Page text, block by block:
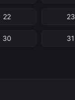
22 23
30 31